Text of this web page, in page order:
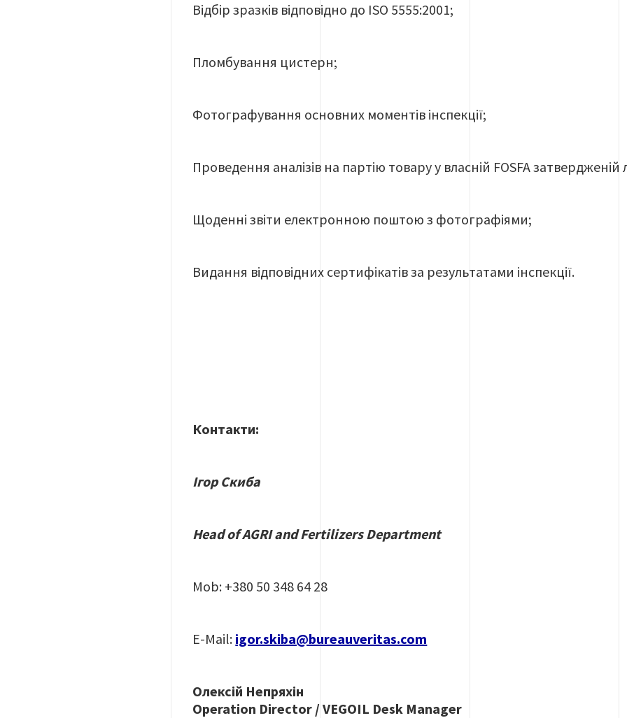
Відбір зразків відповідно до ISO 5555:2001;
Пломбування цистерн;
Фотографування основних моментів інспекції;
Проведення аналізів на партію товару у власній FOSFA затвердженій
Щоденні звіти електронною поштою з фотографіями;
Видання відповідних сертифікатів за результатами інспекції.
Контакти:
Ігор Скиба
Head of AGRI and Fertilizers Department
Mob: +380 50 348 64 28
E-Mail: igor.skiba@bureauveritas.com
Олексій Непряхін
Operation Director / VEGOIL Desk Manager